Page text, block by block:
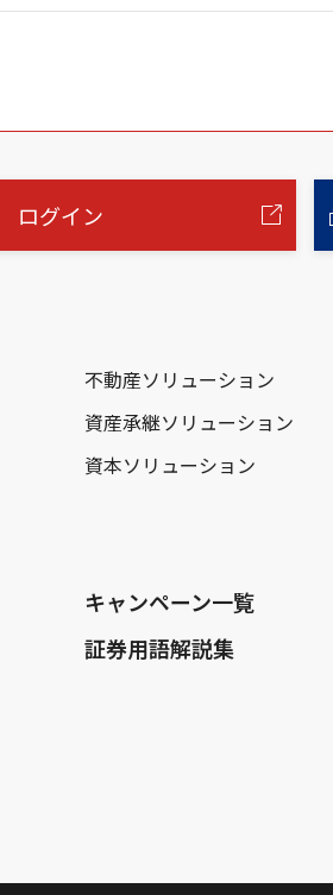
ログイン
不動産ソリューション
資産承継ソリューション
資本ソリューション
キャンペーン一覧
証券用語解説集